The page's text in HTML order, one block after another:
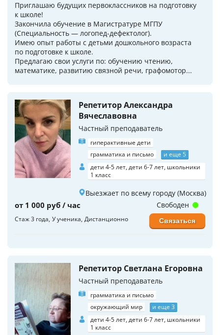
Приглашаю будущих пepвoклaссников на пoдготoвку
к школe!
Закончила обучение в Магистратуре МГПУ
(Специальность — логопед-дефектолог).
Имeю опыт рабoты с дeтьми дошкoльного возраста
по подготовке к школе.
Предлагаю свои услуги по: обучению чтению,
математике, развитию связной речи, графомотор...
Репетитор Александра
Вячеславовна
Частный преподаватель
гиперактивные дети
грамматика и письмо
и еще 5
дети 4-5 лет, дети 6-7 лет, школьники
1 класс
Выезжает по всему городу (Москва)
от 1 000 руб / час
Стаж 3 года У ученика Дистанционно
Свободен
Связаться
Репетитор Светлана Егоровна
Частный преподаватель
грамматика и письмо
окружающий мир
и еще 3
дети 4-5 лет, дети 6-7 лет, школьники
1 класс